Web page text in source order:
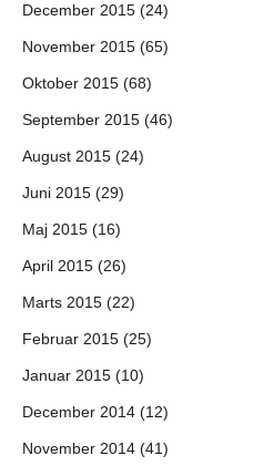
December 2015 (24)
November 2015 (65)
Oktober 2015 (68)
September 2015 (46)
August 2015 (24)
Juni 2015 (29)
Maj 2015 (16)
April 2015 (26)
Marts 2015 (22)
Februar 2015 (25)
Januar 2015 (10)
December 2014 (12)
November 2014 (41)